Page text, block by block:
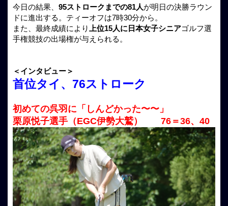
今日の結果、 95ストロークまでの81人が明日の決勝ラウン
ドに進出する。ティーオフは7時30分から。
また、最終成績により
上位15人に日本女子シニアゴルフ選
手権競技の出場権が与えられる。
＜インタビュー＞
首位タイ、76ストローク
初めての呉羽に「しんどかった〜〜」
栗原悦子選手（EGC伊勢大鷲） 76＝36、40